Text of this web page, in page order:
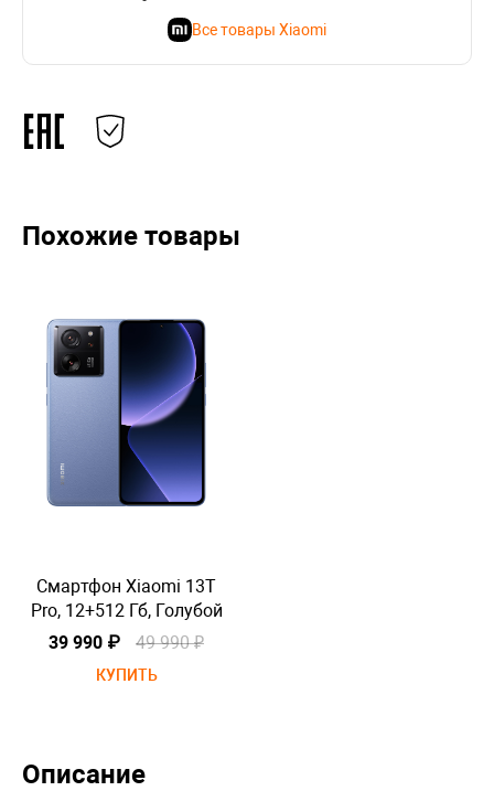
Все товары Xiaomi
Похожие товары
Смартфон Xiaomi 13T
Pro, 12+512 Гб, Голубой
39 990 ₽
49 990 ₽
КУПИТЬ
Описание